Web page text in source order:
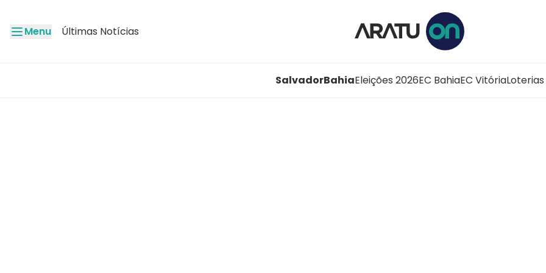
Menu Últimas Notícias
SalvadorBahiaEleições 2026EC BahiaEC VitóriaLoterias